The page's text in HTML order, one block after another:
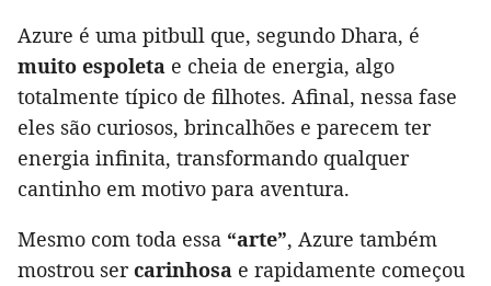
Azure é uma pitbull que, segundo Dhara, é
muito espoleta e cheia de energia, algo
totalmente típico de filhotes. Afinal, nessa fase
eles são curiosos, brincalhões e parecem ter
energia infinita, transformando qualquer
cantinho em motivo para aventura.
Mesmo com toda essa “arte”, Azure também
mostrou sercarinhosa e rapidamente começou